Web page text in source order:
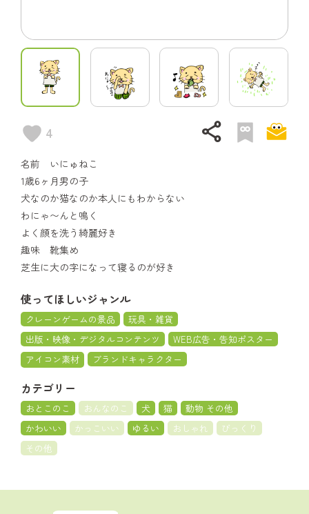
4 share
名前 いにゅねこ
1歳6ヶ月男の子
犬なのか猫なのか本人にもわからない
わにゃ〜んと鳴く
よく顔を洗う綺麗好き
趣味 靴集め
芝生に大の字になって寝るのが好き
使ってほしいジャンル
クレーンゲームの景品
玩具・雑貨
出版・映像・デジタルコンテンツ
WEB広告・告知ポスター
アイコン素材
ブランドキャラクター
カテゴリー
おとこのこ おんなのこ 犬 猫
動物 その他
かわいい
かっこいい ゆるい おしゃれ
びっくり
その他